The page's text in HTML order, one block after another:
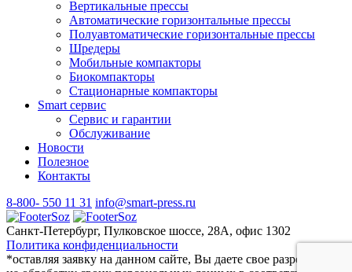
Вертикальные прессы
Автоматические горизонтальные прессы
Полуавтоматические горизонтальные прессы
Шредеры
Мобильные компакторы
Биокомпакторы
Стационарные компакторы
Smart сервис
Сервис и гарантии
Обслуживание
Новости
Полезное
Контакты
8-800- 550 11 31 info@smart-press.ru
Санкт-Петербург, Пулковское шоссе, 28А, офис 1302
Политика конфиденциальности
*оставляя заявку на данном сайте, Вы даете свое разрешение